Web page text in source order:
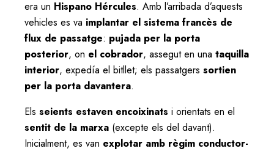
era un Hispano Hércules. Amb l’arribada d’aquests
vehicles es va implantar el sistema francès de
flux de passatge: pujada per la porta
posterior, on el cobrador, assegut en una taquilla
interior, expedía el bitllet; els passatgers sortien
per la porta davantera.
Els seients estaven encoixinats i orientats en el
sentit de la marxa (excepte els del davant).
Inicialment, es van explotar amb règim conductor-